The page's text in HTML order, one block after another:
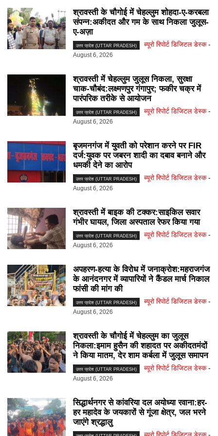
श्रावस्ती के चौगोई में चेहल्लुम शोहदा-ए-करबला
संपन्न:अकीदत और गम के साथ निकला जुलूस-
ए-अज़ा
उत्तर प्रदेश (UTTAR PRADESH) ब्यूरो रिपोर्ट डिजिटल डेस्क -
August 6, 2026
श्रावस्ती में चेहल्लुम जुलूस निकला, सुरक्षा
चाक-चौबंद:लक्ष्मणपुर गंगापुर; फकीर चक्र में
पारंपरिक तरीके से आयोजन
उत्तर प्रदेश (UTTAR PRADESH) ब्यूरो रिपोर्ट डिजिटल डेस्क -
August 6, 2026
बृजमनगंज में युवती को परेशान करने पर FIR
दर्ज:युवक पर जबरन शादी का दबाव बनाने और
धमकी देने का आरोप
उत्तर प्रदेश (UTTAR PRADESH) ब्यूरो रिपोर्ट डिजिटल डेस्क -
August 6, 2026
श्रावस्ती में बाइक की टक्कर:साइकिल सवार
गंभीर घायल, जिला अस्पताल रेफर किया गया
उत्तर प्रदेश (UTTAR PRADESH) ब्यूरो रिपोर्ट डिजिटल डेस्क -
August 6, 2026
अपहरण-हत्या के विरोध में जनाक्रोश:महराजगंज
के आनंदनगर में व्यापारियों ने कैंडल मार्च निकाल
फांसी की मांग की
उत्तर प्रदेश (UTTAR PRADESH) ब्यूरो रिपोर्ट डिजिटल डेस्क -
August 6, 2026
श्रावस्ती के चौगोई में चेहल्लुम का जुलूस
निकला:इमाम हुसैन की शहादत पर अकीदतमंदों
ने किया मातम, देर शाम कर्बला में जुलूस समापन
उत्तर प्रदेश (UTTAR PRADESH) ब्यूरो रिपोर्ट डिजिटल डेस्क -
August 6, 2026
सिद्धार्थनगर से कांवरिया दल अयोध्या रवाना:हर-
हर महादेव के जयकारों से गूंजा क्षेत्र, जल भरने
जाएंगे श्रद्धालु